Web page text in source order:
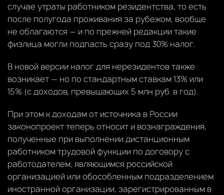
случае утраты работником резидентства, то есть
после полугода проживания за рубежом, вообще
не облагаются — и по прежней редакции такие
физлица могли подпасть сразу под 30% налог.
В новой версии налог для нерезидентов также
возникает — но по стандартным ставкам 13% или
15% (с доходов, превышающих 5 млн руб. в год).
При этом к доходам от источника в России
законопроект теперь относит и вознаграждения,
полученные при выполнении дистанционным
работником трудовой функции по договору с
работодателем, являющимся российской
организацией или обособленным подразделением
иностранной организации, зарегистрированным в